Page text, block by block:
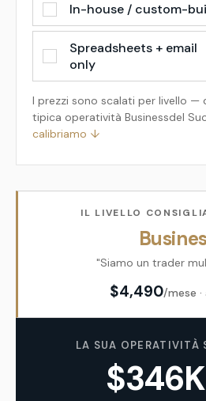
In-house / custom-
Spreadsheets + email
only
I prezzi sono scalati per livello —
tipica operatività Businessdel
calibriamo ↓
IL LIVELLO
"Siamo un trader
$4,490/mese ·
LA SUA OPERATIVITÀ
$346K